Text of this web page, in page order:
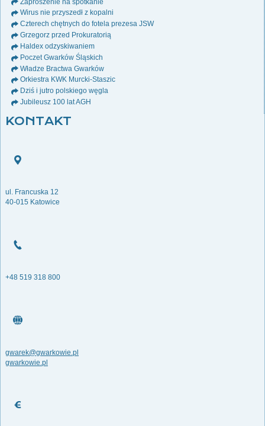
Wirus nie przyszedł z kopalni
Czterech chętnych do fotela prezesa JSW
Grzegorz przed Prokuratorią
Haldex odzyskiwaniem
Poczet Gwarków Śląskich
Władze Bractwa Gwarków
Orkiestra KWK Murcki-Staszic
Dziś i jutro polskiego węgla
Jubileusz 100 lat AGH
KONTAKT
ul. Francuska 12
40-015 Katowice
+48 519 318 800
gwarek@gwarkowie.pl
gwarkowie.pl